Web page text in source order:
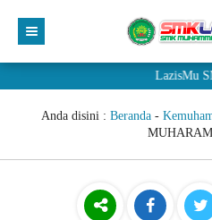
LazisMu SMK
Anda disini : Beranda -